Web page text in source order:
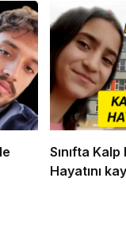
Sınıfta
Hayatını